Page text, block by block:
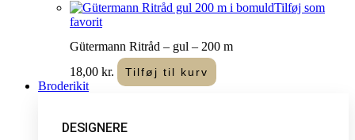
Tilføj som
favorit
Gütermann Ritråd – gul – 200 m
18,00 kr. Tilføj til kurv
Broderikit
DESIGNERE